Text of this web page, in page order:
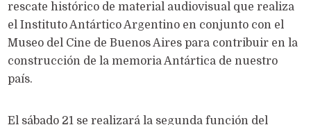
rescate histórico de material audiovisual que realiza
el Instituto Antártico Argentino en conjunto con el
Museo del Cine de Buenos Aires para contribuir en la
construcción de la memoria Antártica de nuestro
país.
El sábado 21 se realizará la segunda función del